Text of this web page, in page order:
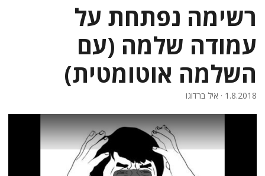
קורסי Excel - חינם
מדריכי אקסל
השירותים שלנו
מחשבוני אקסל
פיתוח אפליקציות
חיפוש
רשימה נפתחת על
עמודה שלמה (עם
השלמה אוטומטית)
1.8.2018 · איל ברדוגו